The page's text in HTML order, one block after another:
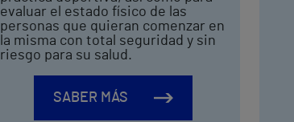
evaluar el estado físico de las
personas que quieran comenzar en
la misma con total seguridad y sin
riesgo para su salud.
SABER MÁS